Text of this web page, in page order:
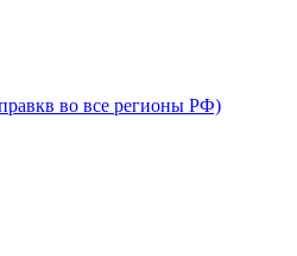
во все регионы РФ)